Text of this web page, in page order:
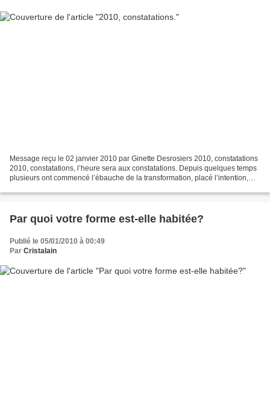
Message reçu le 02 janvier 2010 par Ginette Desrosiers 2010, constatations
2010, constatations, l’heure sera aux constatations. Depuis quelques temps
plusieurs ont commencé l’ébauche de la transformation, placé l’intention,
Par quoi votre forme est-elle habitée?
Publié le 05/01/2010 à 00:49
Par Cristalain